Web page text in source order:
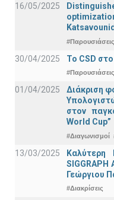
16/05/2025
#Παρουσιάσεις
30/04/2025 To CSD
#Παρουσιάσεις
01/04/2025
Διάκριση
στον
World Cup”
#Διαγωνισμοί
13/03/2025
Καλύτερη
Γεώργιου
#Διακρίσεις